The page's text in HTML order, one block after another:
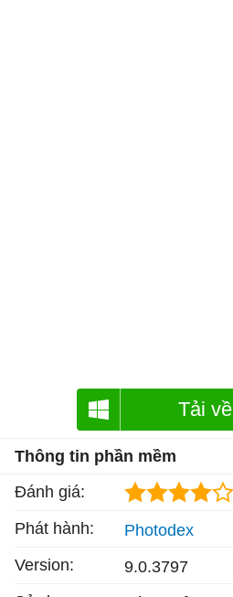
Tải về
Thông tin phần mềm
Đánh giá:
Phát hành:
Photodex
Version:
9.0.3797